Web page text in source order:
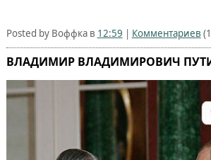
Posted by Воффка в 12:59 | Комментариев
ВЛАДИМИР ВЛАДИМИРОВИЧ